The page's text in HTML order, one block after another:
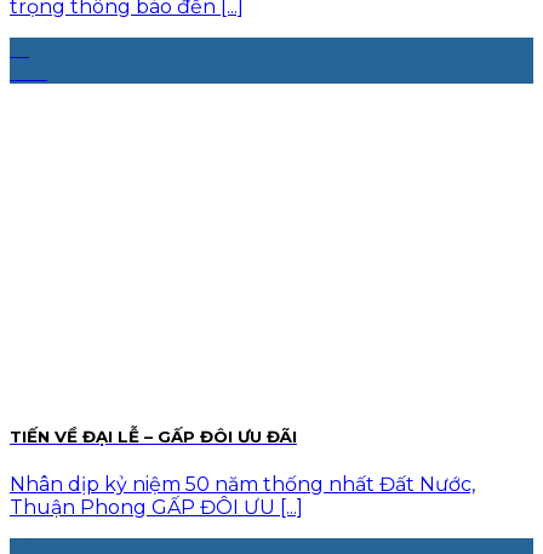
trọng thông báo đến [...]
TIẾN VỀ ĐẠI LỄ – GẤP ĐÔI ƯU ĐÃI
Nhân dịp kỷ niệm 50 năm thống nhất Đất Nước,
Thuận Phong️ GẤP ĐÔI ƯU [...]